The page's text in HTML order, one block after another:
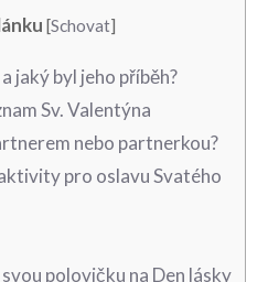
[Schovat]
jaký byl ‍jeho příběh?
Sv. Valentýna
nebo partnerkou?
pro oslavu Svatého⁤
polovičku na Den⁢ lásky